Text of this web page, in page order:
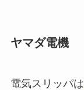
ヤマダ電機
電気スリッパは